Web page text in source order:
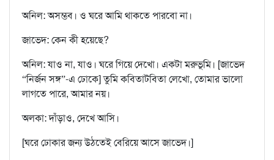
অনিল: অসম্ভব। ও ঘরে আমি থাকতে পারবো না।
জাভেদ: কেন কী হয়েছে?
অনিল: যাও না, যাও। ঘরে গিয়ে দেখো। একটা মরুভূমি। [জাভেদ
“নির্জন সঙ্গ”-এ ঢোকে] তুমি কবিতাটবিতা লেখো, তোমার ভালো
লাগতে পারে, আমার নয়।
অলকা: দাঁড়াও, দেখে আসি।
[ঘরে ঢোকার জন্য উঠতেই বেরিয়ে আসে জাভেদ।]